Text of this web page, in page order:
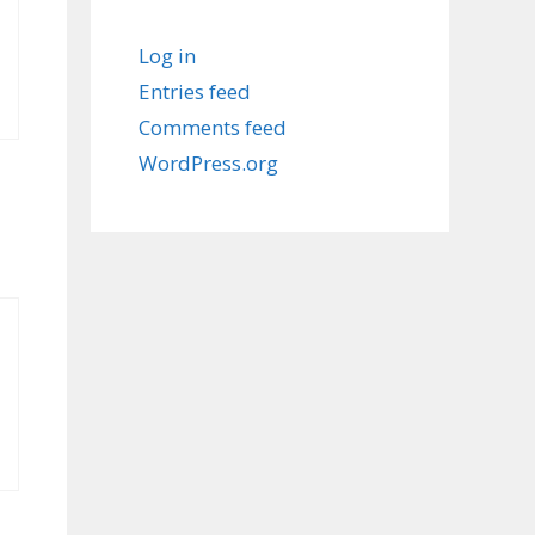
Log in
Entries feed
Comments feed
WordPress.org